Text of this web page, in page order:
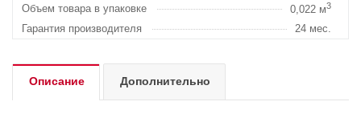
Объем товара в упаковке
0,022 м3
Гарантия производителя 24 мес.
Описание Дополнительно